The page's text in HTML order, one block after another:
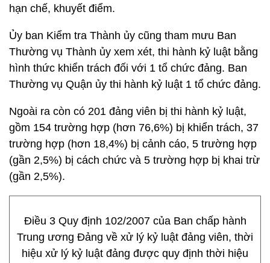
hạn chế, khuyết điểm.
Ủy ban Kiểm tra Thành ủy cũng tham mưu Ban
Thường vụ Thành ủy xem xét, thi hành kỷ luật bằng
hình thức khiển trách đối với 1 tổ chức đảng. Ban
Thường vụ Quận ủy thi hành kỷ luật 1 tổ chức đảng.
Ngoài ra còn có 201 đảng viên bị thi hành kỷ luật,
gồm 154 trường hợp (hơn 76,6%) bị khiển trách, 37
trường hợp (hơn 18,4%) bị cảnh cáo, 5 trường hợp
(gần 2,5%) bị cách chức và 5 trường hợp bị khai trừ
(gần 2,5%).
Điều 3 Quy định 102/2007 của Ban chấp hành
Trung ương Đảng về xử lý kỷ luật đảng viên, thời
hiệu xử lý kỷ luật đảng được quy định thời hiệu